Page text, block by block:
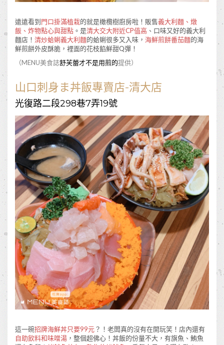
遠遠看到門口掛滿植栽的就是橄欖樹廚房啦！販售義大利麵、燉
飯、炸物點心與甜點 。是清大交大附近CP值高 、口味又好的義大利
麵店！ 清炒蛤蜊義大利麵的蛤蜊很多又入味， 海鮮煎餅番茄麵的海
鮮煎餅外皮酥脆，裡面的花枝餡鮮甜Q彈！
（MENU美食誌舒芙蕾才不是用煎的提供）
山口刺身ま丼飯專賣店-清大店
光復路二段298巷7弄19號
這一碗招牌海鮮丼只要99元？！老闆真的沒有在開玩笑！店內還有
自助飲料和味噌湯 ，整個超佛心！丼飯的份量不大，有旗魚、鮪魚